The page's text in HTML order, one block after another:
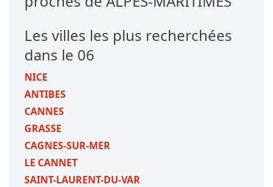
Les villes les plus recherchées
dans le 06
NICE
ANTIBES
CANNES
GRASSE
CAGNES-SUR-MER
LE CANNET
SAINT-LAURENT-DU-VAR